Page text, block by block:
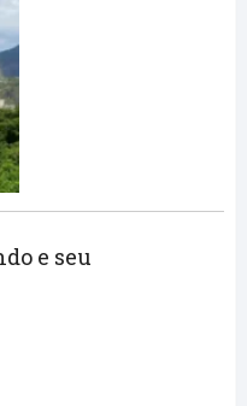
e seu